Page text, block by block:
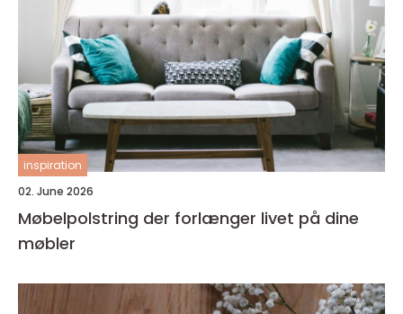
inspiration
02. June 2026
Møbelpolstring der forlænger livet på dine
møbler